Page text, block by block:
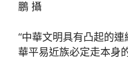
鵬 攝
“中華文明具有凸起的
華平易近族必定走本身